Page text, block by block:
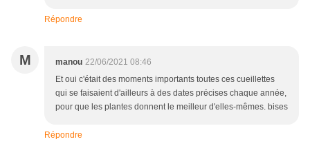
Répondre
M manou 22/06/2021 08:46
Et oui c'était des moments importants toutes ces cueillettes
qui se faisaient d'ailleurs à des dates précises chaque année,
pour que les plantes donnent le meilleur d'elles-mêmes. bises
Répondre